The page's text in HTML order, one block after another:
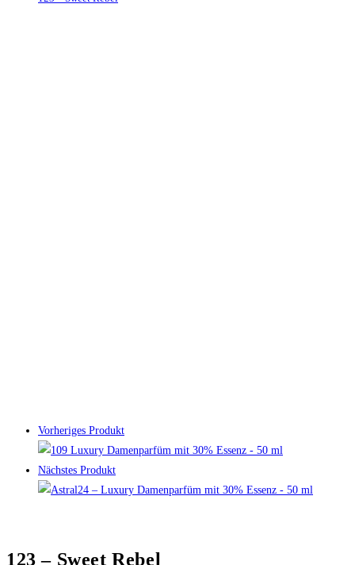
Vorheriges Produkt
Nächstes Produkt
123 – Sweet Rebel